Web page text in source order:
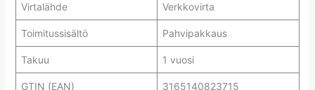
Virtalähde Verkkovirta
Toimitussisältö Pahvipakkaus
Takuu 1 vuosi
GTIN (EAN) 3165140823715